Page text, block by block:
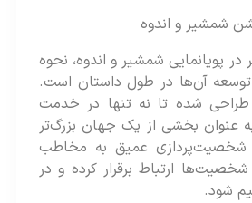
و اندوه
شمشیر و اندوه، نحوه
آن‌ها در طول داستان است.
شده‌ تا نه تنها در خدمت
بخشی از یک جهان بزرگ‌تر
عمیق به مخاطب
ارتباط برقرار کرده‌ و در